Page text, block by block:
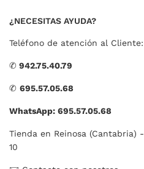
¿NECESITAS AYUDA?
Teléfono de atención al Cliente:
✆ 942.75.40.79
✆ 695.57.05.68
WhatsApp: 695.57.05.68
Tienda en Reinosa (Cantabria)
10